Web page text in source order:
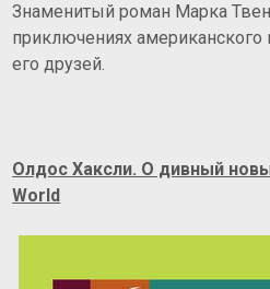
Знаменитый роман Марка
приключениях
его друзей.
Олдос Хаксли. О дивный
World